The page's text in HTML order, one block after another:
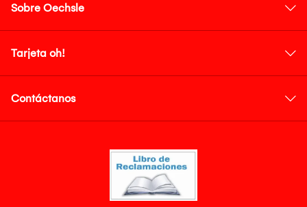
Sobre Oechsle
Tarjeta oh!
Contáctanos